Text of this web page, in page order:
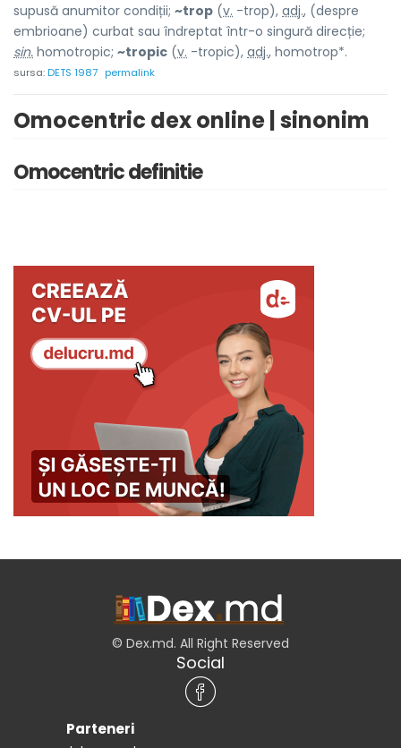
supusă anumitor condiții; ~trop (v. -trop), adj., (despre
embrioane) curbat sau îndreptat într-o singură direcție;
sin. homotropic; ~tropic (v. -tropic), adj., homotrop*.
sursa:DETS 1987 permalink
Omocentric dex online | sinonim
Omocentric definitie
© Dex.md. All Right Reserved
Social
Parteneri